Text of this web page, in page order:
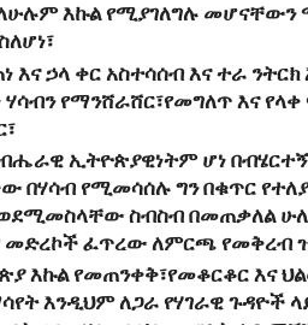
እኩል የሚያገለግሉ መሆናቸውን
እና ኃላ ቀር አስተሳሰብ እና ተራ
ሃሳብን የማንሸራሸር፣የመግለጥ እና
ኢትዮጵያዊነትም ሆነ
በሃሳብ የሚመሳሰሉ ግን በቁጥር
ስብስብ በመጠቃለል
መድረኮች ፈጥረው ለምርጫ የመቅረብ
እኩል የመጠንቀቅ፣የመቆርቆር እና
እንዲህም ለጋራ የሃገራዊ ጉዳዮች